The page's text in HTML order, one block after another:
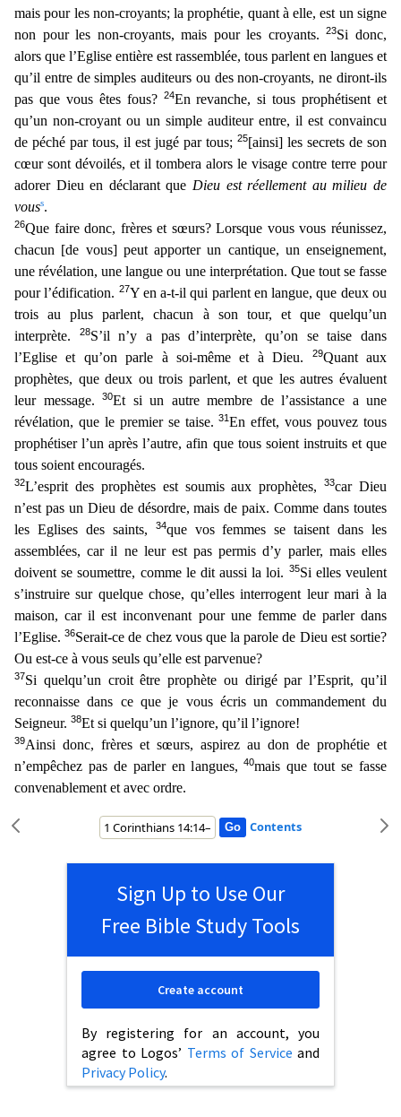
mais pour les non-croyants; la prophétie, quant à elle, est un signe
non pour les non-croyants, mais pour les croyants.23Si donc,
alors que l’Eglise entière est rassemblée, tous parlent en langues et
qu’il entre de simples auditeurs ou des non-croyants, ne diront-ils
pas que vous êtes fous? 24En revanche, si tous prophétisent et
qu’un non-croyant ou un simple auditeur entre, il est convaincu
de péché par tous, il est jugé par tous; 25[ainsi] les secrets de son
cœur sont dévoilés, et il tombera alors le visage contre terre pour
adorer Dieu en déclarant que Dieu est réellement au milieu de
vouss.
26Que faire donc, frères et sœurs? Lorsque vous vous réunissez,
chacun [de vous] peut apporter un cantique, un enseignement,
une révélation, une langue ou une interprétation. Que tout se fasse
pour l’édification. 27Y en a-t-il qui parlent en langue, que deux ou
trois au plus parlent, chacun à son tour, et que quelqu’un
interprète.
28S’il n’y a pas d’interprète, qu’on setaise dans
l’Eglise et qu’on parle à soi-même et à Dieu.
29Quant aux
prophètes, que deux ou trois parlent, et que les autres évaluent
leur message.
30Et si un autre membre de l’assistance a une
révélation, que le premier se taise.31En effet, vous pouvez tous
prophétiser l’un après l’autre, afin que tous soient instruits et que
tous soient encouragés.
32L’esprit des prophètes est soumis auxprophètes,33car Dieu
n’est pas un Dieu de désordre, mais de paix. Comme dans toutes
les Eglises des saints,
34que vos femmes se taisent dans les
assemblées, car il ne leur est pas permis d’y parler, mais elles
doivent se soumettre, comme le dit aussi la loi. 35Si elles veulent
s’instruire sur quelque chose, qu’elles interrogent leur mari à la
maison, car il est inconvenant pour une femme de parler dans
l’Eglise.36Serait-ce de chez vous que la parole de Dieu est sortie?
Ou est-ce à vous seuls qu’elle est parvenue?
37Si quelqu’un croit être prophète ou dirigé par l’Esprit, qu’il
reconnaisse dans ce que je vous écris un commandement du
Seigneur. 38Et si quelqu’un l’ignore, qu’il l’ignore!
39Ainsi donc, frères et sœurs, aspirez au don de prophétie et
n’empêchez pas de parler en langues,40mais que tout se fasse
convenablement et avec ordre.
Contents
Sign Up to Use Our
Free Bible Study Tools
By registering for an account, you
agree to Logos’ Terms of Service and
Privacy Policy.
Create account